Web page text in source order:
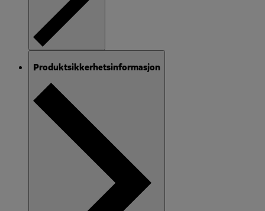
Produktsikkerhetsinformasjon